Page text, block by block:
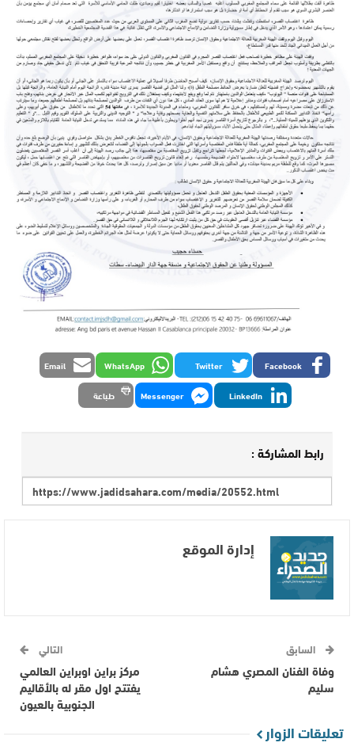
Facebook
Twitter
WhatsApp
Email
LinkedIn
Messenger طباعة
رابط المشاركة :
إدارة الموقع
السابق
وفاة الفنان المصري هشام
سليم
التالي
مركز براين اوبراين العالمي
يفتتح اول مقر له بالأقاليم
الجنوبية بالعيون
تعليقات الزوار